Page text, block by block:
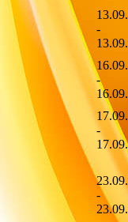
-
-
-
-